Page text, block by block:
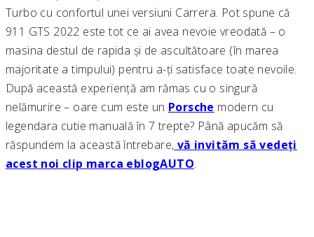
Turbo cu confortul unei versiuni Carrera. Pot spune că
911 GTS 2022 este tot ce ai avea nevoie vreodată – o
masina destul de rapida și de ascultătoare (în marea
majoritate a timpului) pentru a-ți satisface toate nevoile.
După această experiență am rămas cu o singură
nelămurire – oare cum este un Porsche modern cu
legendara cutie manuală în 7 trepte? Până apucăm să
răspundem la această întrebare, vă invităm să vedeți
acest noi clip marca eblogAUTO.